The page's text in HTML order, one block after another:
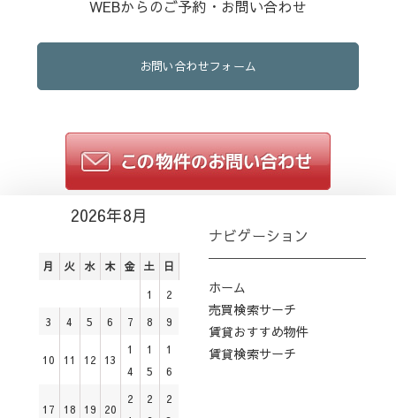
WEBからのご予約・お問い合わせ
お問い合わせフォーム
2026年8月
月 火 水 木 金 土 日
1
2
3
4 5 6 7 8 9
10 11 12 13
1
4
1
5
1
6
17 18 19 20
2
2
2
ナビゲーション
ホーム
売買検索サーチ
賃貸おすすめ物件
賃貸検索サーチ